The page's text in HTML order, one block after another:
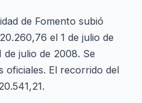
de Fomento subió
el 1 de julio de
de julio de 2008. Se
oficiales. El recorrido del